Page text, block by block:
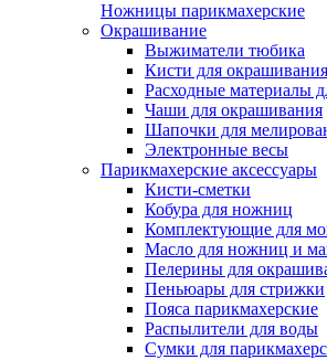
Ножницы парикмахерские
Окрашивание
Выжиматели тюбика
Кисти для
Расходные материалы
Чаши для окрашивания
Шапочки для
Электронные весы
Парикмахерские аксессуары
Кисти-сметки
Кобура для ножниц
Комплектующие для
Масло для ножниц и
Пелерины для
Пеньюары для стрижки
Пояса парикмахерские
Распылители для воды
Сумки для